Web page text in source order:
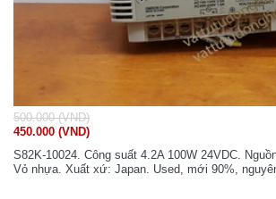
500.000 (VND)
450.000 (VND)
S82K-10024. Công suất 4.2A 100W 24VDC.
Vỏ nhựa. Xuất xứ: Japan. Used, mới 90%,